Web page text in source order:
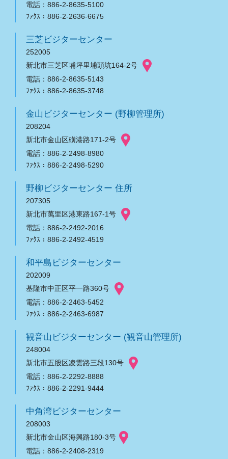
電話：886-2-8635-5100
ﾌｧｸｽ：886-2-2636-6675
三芝ビジターセンター
252005
新北市三芝区埔坪里埔頭坑164-2号
電話：886-2-8635-5143
ﾌｧｸｽ：886-2-8635-3748
金山ビジターセンター (野柳管理所)
208204
新北市金山区磺港路171-2号
電話：886-2-2498-8980
ﾌｧｸｽ：886-2-2498-5290
野柳ビジターセンター 住所
207305
新北市萬里区港東路167-1号
電話：886-2-2492-2016
ﾌｧｸｽ：886-2-2492-4519
和平島ビジターセンター
202009
基隆市中正区平一路360号
電話：886-2-2463-5452
ﾌｧｸｽ：886-2-2463-6987
観音山ビジターセンター (観音山管理所)
248004
新北市五股区凌雲路三段130号
電話：886-2-2292-8888
ﾌｧｸｽ：886-2-2291-9444
中角湾ビジターセンター
208003
新北市金山区海興路180-3号
電話：886-2-2408-2319